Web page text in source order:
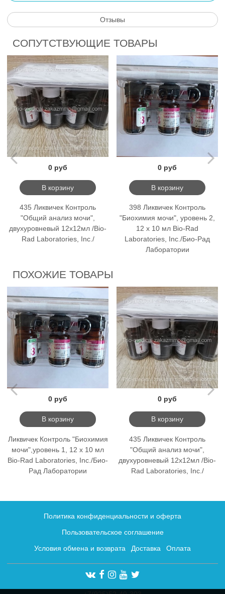
Отзывы
СОПУТСТВУЮЩИЕ ТОВАРЫ
0 руб
В корзину
435 Ликвичек Контроль
"Общий анализ мочи",
двухуровневый 12х12мл /Bio-
Rad Laboratories, Inc./
0 руб
В корзину
398 Ликвичек Контроль
"Биохимия мочи", уровень 2,
12 х 10 мл Bio-Rad
Laboratories, Inc./Био-Рад
Лаборатории
ПОХОЖИЕ ТОВАРЫ
0 руб
В корзину
Ликвичек Контроль "Биохимия
мочи",уровень 1, 12 х 10 мл
Bio-Rad Laboratories, Inc./Био-
Рад Лаборатории
0 руб
В корзину
435 Ликвичек Контроль
"Общий анализ мочи",
двухуровневый 12х12мл /Bio-
Rad Laboratories, Inc./
Политика конфиденциальности и оферта
Пользовательское соглашение
Условия обмена и возврата Доставка Оплата